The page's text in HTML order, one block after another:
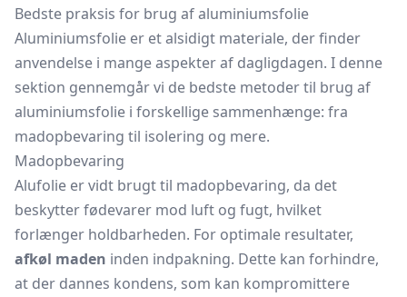
Bedste praksis for brug af aluminiumsfolie
Aluminiumsfolie er et alsidigt materiale, der finder
anvendelse i mange aspekter af dagligdagen. I denne
sektion gennemgår vi de bedste metoder til brug af
aluminiumsfolie i forskellige sammenhænge: fra
madopbevaring til isolering og mere.
Madopbevaring
Alufolie er vidt brugt til madopbevaring, da det
beskytter fødevarer mod luft og fugt, hvilket
forlænger holdbarheden. For optimale resultater,
afkøl maden inden indpakning. Dette kan forhindre,
at der dannes kondens, som kan kompromittere